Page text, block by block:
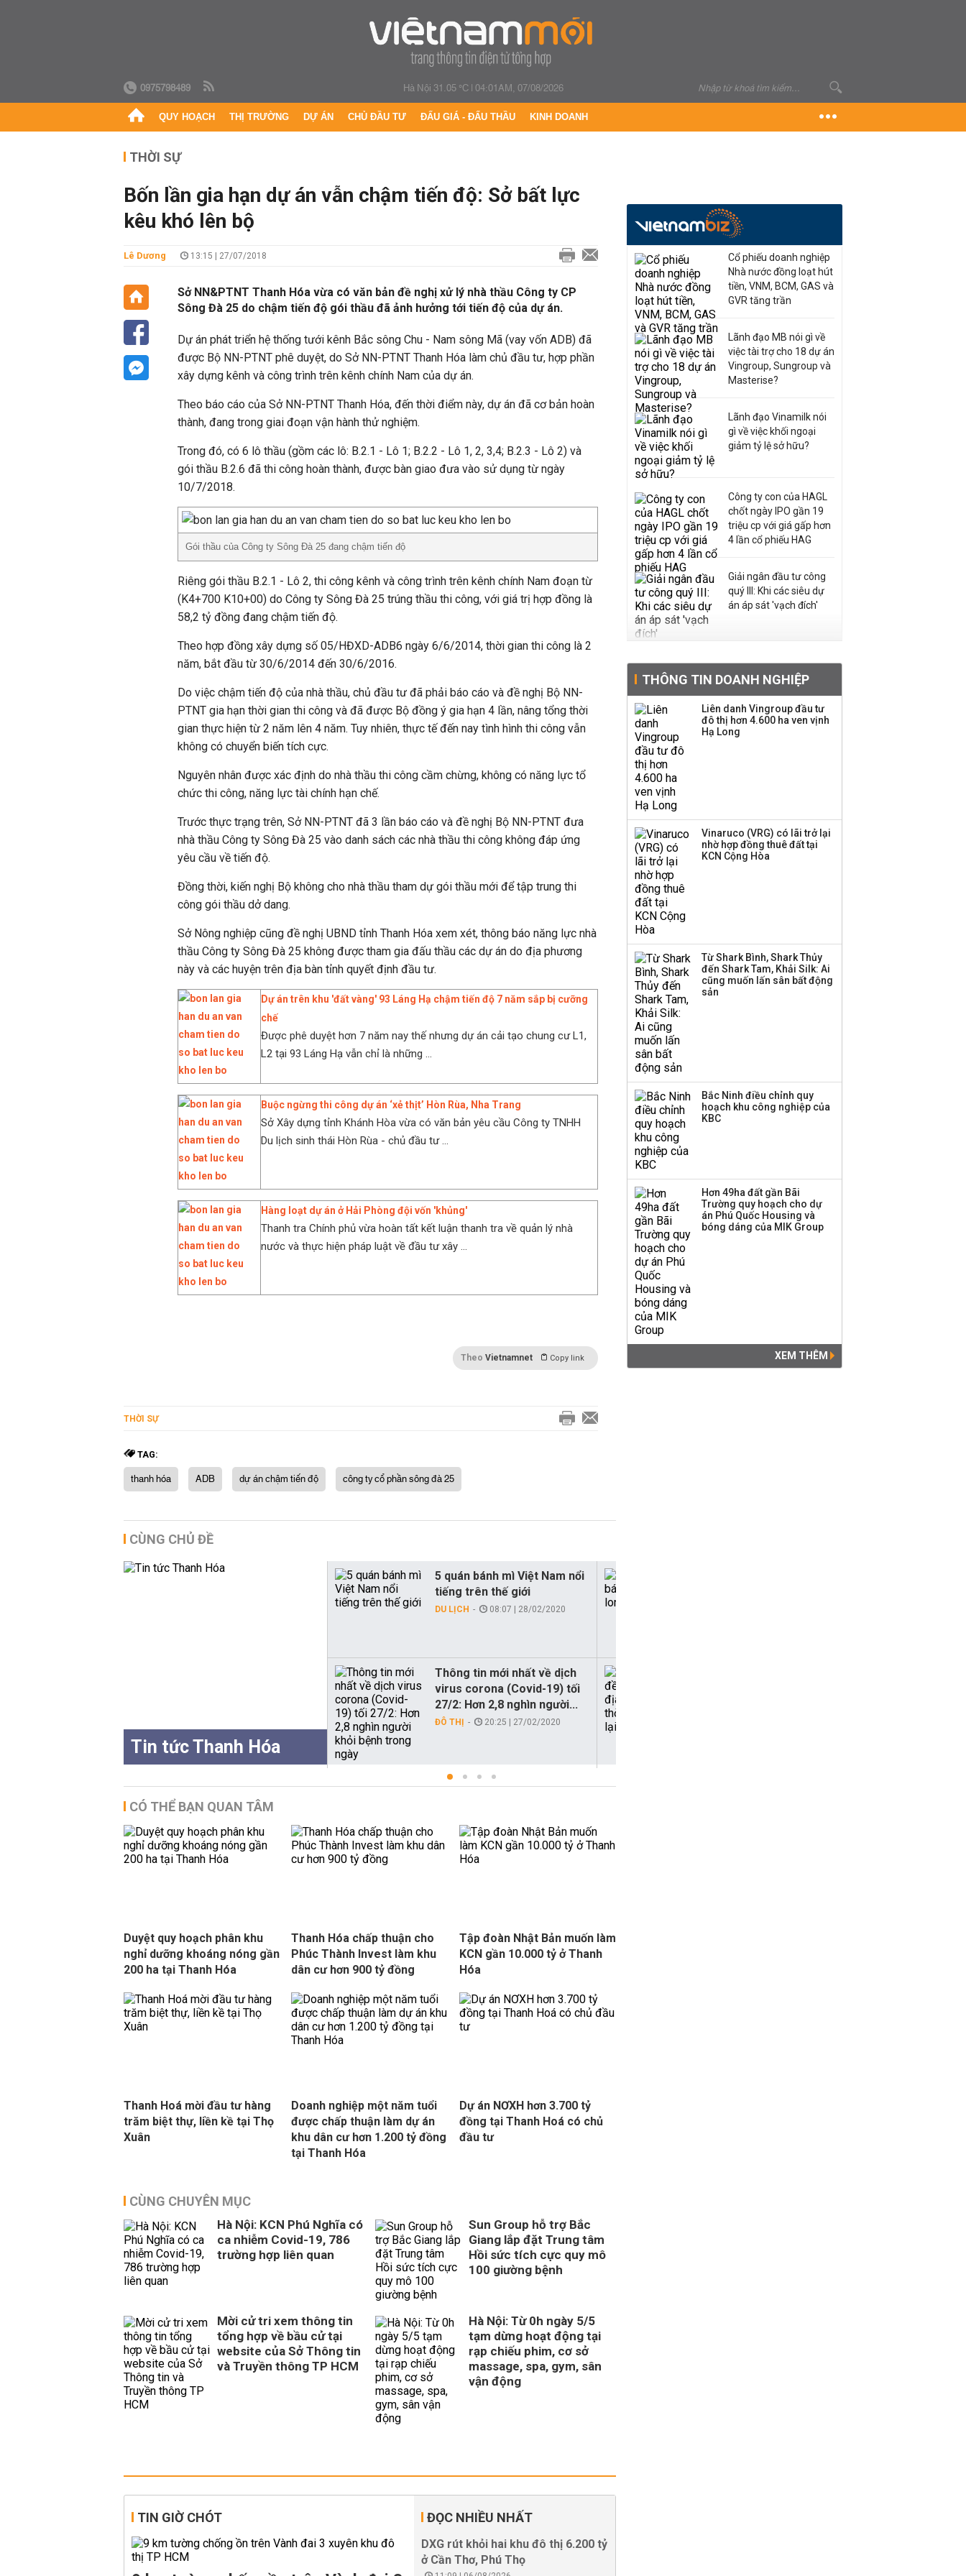
0975798489 Hà Nội 31.05 °C|04:01AM, 07/08/2026
QUY HOẠCH THỊ TRƯỜNG DỰ ÁN CHỦ ĐẦU TƯ ĐẤU GIÁ - ĐẤU THẦU KINH DOANH
THỜI SỰ
Bốn lần gia hạn dự án vẫn chậm tiến độ: Sở bất lực
kêu khó lên bộ
Lê Dương 13:15 | 27/07/2018
Sở NN&PTNT Thanh Hóa vừa có văn bản đề nghị xử lý nhà thầu Công ty CP
Sông Đà 25 do chậm tiến độ gói thầu đã ảnh hưởng tới tiến độ của dự án.
Dự án phát triển hệ thống tưới kênh Bắc sông Chu - Nam sông Mã (vay vốn ADB) đã
được Bộ NN-PTNT phê duyệt, do Sở NN-PTNT Thanh Hóa làm chủ đầu tư, hợp phần
xây dựng kênh và công trình trên kênh chính Nam của dự án.
Theo báo cáo của Sở NN-PTNT Thanh Hóa, đến thời điểm này, dự án đã cơ bản hoàn
thành, đang trong giai đoạn vận hành thử nghiệm.
Trong đó, có 6 lô thầu (gồm các lô: B.2.1 - Lô 1; B.2.2 - Lô 1, 2, 3,4; B.2.3 - Lô 2) và
gói thầu B.2.6 đã thi công hoàn thành, được bàn giao đưa vào sử dụng từ ngày
10/7/2018.
Gói thầu của Công ty Sông Đà 25 đang chậm tiến độ
Riêng gói thầu B.2.1 - Lô 2, thi công kênh và công trình trên kênh chính Nam đoạn từ
(K4+700 K10+00) do Công ty Sông Đà 25 trúng thầu thi công, với giá trị hợp đồng là
58,2 tỷ đồng đang chậm tiến độ.
Theo hợp đồng xây dựng số 05/HĐXD-ADB6 ngày 6/6/2014, thời gian thi công là 2
năm, bắt đầu từ 30/6/2014 đến 30/6/2016.
Do việc chậm tiến độ của nhà thầu, chủ đầu tư đã phải báo cáo và đề nghị Bộ NN-
PTNT gia hạn thời gian thi công và đã được Bộ đồng ý gia hạn 4 lần, nâng tổng thời
gian thực hiện từ 2 năm lên 4 năm. Tuy nhiên, thực tế đến nay tình hình thi công vẫn
không có chuyển biến tích cực.
Nguyên nhân được xác định do nhà thầu thi công cầm chừng, không có năng lực tổ
chức thi công, năng lực tài chính hạn chế.
Trước thực trạng trên, Sở NN-PTNT đã 3 lần báo cáo và đề nghị Bộ NN-PTNT đưa
nhà thầu Công ty Sông Đà 25 vào danh sách các nhà thầu thi công không đáp ứng
yêu cầu về tiến độ.
Đồng thời, kiến nghị Bộ không cho nhà thầu tham dự gói thầu mới để tập trung thi
công gói thầu dở dang.
Sở Nông nghiệp cũng đề nghị UBND tỉnh Thanh Hóa xem xét, thông báo năng lực nhà
thầu Công ty Sông Đà 25 không được tham gia đấu thầu các dự án do địa phương
này và các huyện trên địa bàn tỉnh quyết định đầu tư.
Dự án trên khu 'đất vàng' 93 Láng Hạ chậm tiến độ 7 năm sắp bị cưỡng
chế
Được phê duyệt hơn 7 năm nay thế nhưng dự án cải tạo chung cư L1,
L2 tại 93 Láng Hạ vẫn chỉ là những ...
Buộc ngừng thi công dự án ‘xẻ thịt’ Hòn Rùa, Nha Trang
Sở Xây dựng tỉnh Khánh Hòa vừa có văn bản yêu cầu Công ty TNHH
Du lịch sinh thái Hòn Rùa - chủ đầu tư ...
Hàng loạt dự án ở Hải Phòng đội vốn 'khủng'
Thanh tra Chính phủ vừa hoàn tất kết luận thanh tra về quản lý nhà
nước và thực hiện pháp luật về đầu tư xây ...
Theo Vietnamnet Copy link
THỜI SỰ
TAG:
thanh hóa ADB dự án chậm tiến độ công ty cổ phần sông đà 25
CÙNG CHỦ ĐỀ
Tin tức Thanh Hóa
5 quán bánh mì Việt Nam nổi
tiếng trên thế giới
DU LỊCH 08:07 | 28/02/2020
Thông tin mới nhất về dịch
virus corona (Covid-19) tối
27/2: Hơn 2,8 nghìn người...
ĐÔ THỊ 20:25 | 27/02/2020
CÓ THỂ BẠN QUAN TÂM
Duyệt quy hoạch phân khu
nghỉ dưỡng khoáng nóng gần
200 ha tại Thanh Hóa
Thanh Hóa chấp thuận cho
Phúc Thành Invest làm khu
dân cư hơn 900 tỷ đồng
Tập đoàn Nhật Bản muốn làm
KCN gần 10.000 tỷ ở Thanh
Hóa
Thanh Hoá mời đầu tư hàng
trăm biệt thự, liền kề tại Thọ
Xuân
Doanh nghiệp một năm tuổi
được chấp thuận làm dự án
khu dân cư hơn 1.200 tỷ đồng
tại Thanh Hóa
Dự án NƠXH hơn 3.700 tỷ
đồng tại Thanh Hoá có chủ
đầu tư
CÙNG CHUYÊN MỤC
Hà Nội: KCN Phú Nghĩa có
ca nhiễm Covid-19, 786
trường hợp liên quan
Sun Group hỗ trợ Bắc
Giang lắp đặt Trung tâm
Hồi sức tích cực quy mô
100 giường bệnh
Mời cử tri xem thông tin
tổng hợp về bầu cử tại
website của Sở Thông tin
và Truyền thông TP HCM
Hà Nội: Từ 0h ngày 5/5
tạm dừng hoạt động tại
rạp chiếu phim, cơ sở
massage, spa, gym, sân
vận động
TIN GIỜ CHÓT ĐỌC NHIỀU NHẤT
DXG rút khỏi hai khu đô thị 6.200 tỷ
ở Cần Thơ, Phú Thọ
Cổ phiếu doanh nghiệp
Nhà nước đồng loạt hút
tiền, VNM, BCM, GAS và
GVR tăng trần
Lãnh đạo MB nói gì về
việc tài trợ cho 18 dự án
Vingroup, Sungroup và
Masterise?
Lãnh đạo Vinamilk nói
gì về việc khối ngoại
giảm tỷ lệ sở hữu?
Công ty con của HAGL
chốt ngày IPO gần 19
triệu cp với giá gấp hơn
4 lần cổ phiếu HAG
Giải ngân đầu tư công
quý III: Khi các siêu dự
án áp sát 'vạch đích'
triển quỹ hưu trí: Từ tiết
kiệm gia đình thành
nguồn cấp vốn dài hạn
và kinh nghiệm từ
Malaysia
Iran xem xét cấm tàu
Mỹ qua eo biển
THÔNG TIN DOANH NGHIỆP
Liên danh Vingroup đầu tư
đô thị hơn 4.600 ha ven vịnh
Hạ Long
Vinaruco (VRG) có lãi trở lại
nhờ hợp đồng thuê đất tại
KCN Cộng Hòa
Từ Shark Bình, Shark Thủy
đến Shark Tam, Khải Silk: Ai
cũng muốn lấn sân bất động
sản
Bắc Ninh điều chỉnh quy
hoạch khu công nghiệp của
KBC
Hơn 49ha đất gần Bãi
Trường quy hoạch cho dự
án Phú Quốc Housing và
bóng dáng của MIK Group
XEM THÊM